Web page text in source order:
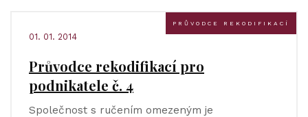
PRŮVODCE REKODIFIKACÍ
01. 01. 2014
Průvodce rekodifikací pro
podnikatele č. 4
Společnost s ručením omezeným je